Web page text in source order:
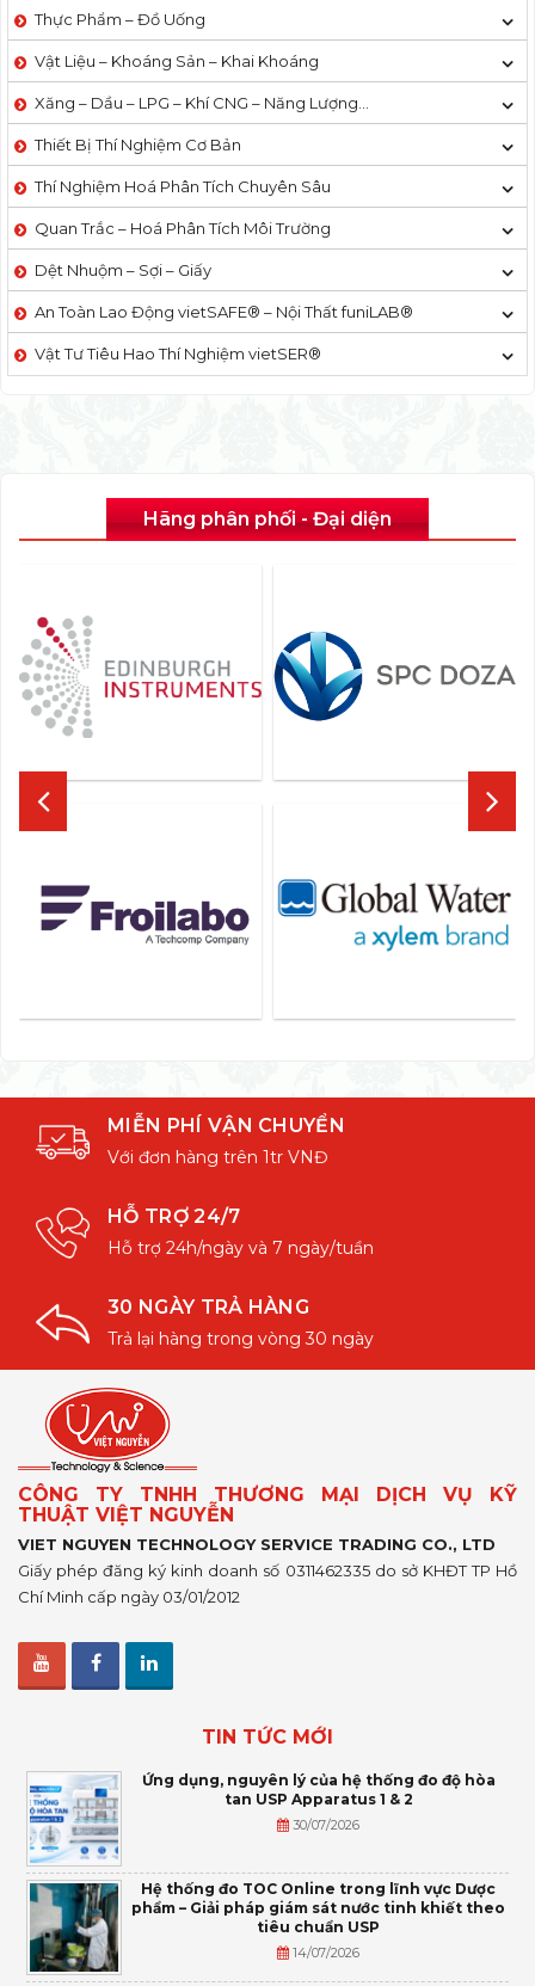
Thực Phẩm – Đồ Uống
Vật Liệu – Khoáng Sản – Khai Khoáng
Xăng – Dầu – LPG – Khí CNG – Năng Lượng…
Thiết Bị Thí Nghiệm Cơ Bản
Thí Nghiệm Hoá Phân Tích Chuyên Sâu
Quan Trắc – Hoá Phân Tích Môi Trường
Dệt Nhuộm – Sợi – Giấy
An Toàn Lao Động vietSAFE® – Nội Thất funiLAB®
Vật Tư Tiêu Hao Thí Nghiệm vietSER®
Hãng phân phối - Đại diện
MIỄN PHÍ VẬN CHUYỂN
Với đơn hàng trên 1tr VNĐ
HỖ TRỢ 24/7
Hỗ trợ 24h/ngày và 7 ngày/tuần
30 NGÀY TRẢ HÀNG
Trả lại hàng trong vòng 30 ngày
CÔNG TY TNHH THƯƠNG MẠI DỊCH VỤ KỸ
THUẬT VIỆT NGUYỄN
VIET NGUYEN TECHNOLOGY SERVICE TRADING CO., LTD
Giấy phép đăng ký kinh doanh số 0311462335 do sở KHĐT TP Hồ
Chí Minh cấp ngày 03/01/2012
TIN TỨC MỚI
Ứng dụng, nguyên lý của hệ thống đo độ hòa
tan USP Apparatus 1 & 2
30/07/2026
Hệ thống đo TOC Online trong lĩnh vực Dược
phẩm – Giải pháp giám sát nước tinh khiết theo
tiêu chuẩn USP
14/07/2026